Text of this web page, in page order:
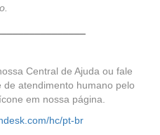
Central de Ajuda ou fale
atendimento humano pelo
em nossa página.
hc/pt-br